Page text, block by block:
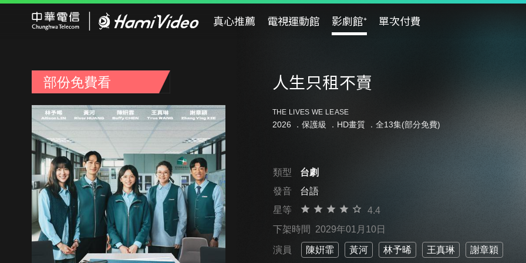
真心推薦 電視運動館 影劇館⁺ 單次付費
部份免費看 人生只租不賣
THE LIVES WE LEASE
2026 ． 保護級 ．HD畫質 ．全13集(部分免費)
類型
台劇
發音
台語
星等
4.4
下架時間 2029年01月10日
演員 陳姸霏 黃河 林予晞 王真琳 謝章穎